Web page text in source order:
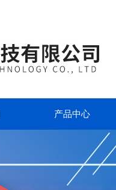
产品中心